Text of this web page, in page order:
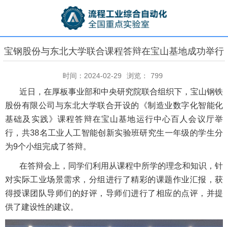
宝钢股份与东北大学联合课程答辩在宝山基地成功举行
时间：2024-02-29 浏览： 799
近日，在厚板事业部和中央研究院联合组织下，宝山钢铁
股份有限公司与东北大学联合开设的《制造业数字化智能化
基础及实践》课程答辩在宝山基地运行中心百人会议厅举
行，共38名工业人工智能创新实验班研究生一年级的学生分
为9个小组完成了答辩。
在答辩会上，同学们利用从课程中所学的理念和知识，针
对实际工业场景需求，分组进行了精彩的课题作业汇报，获
得授课团队导师们的好评，导师们进行了相应的点评，并提
供了建设性的建议。